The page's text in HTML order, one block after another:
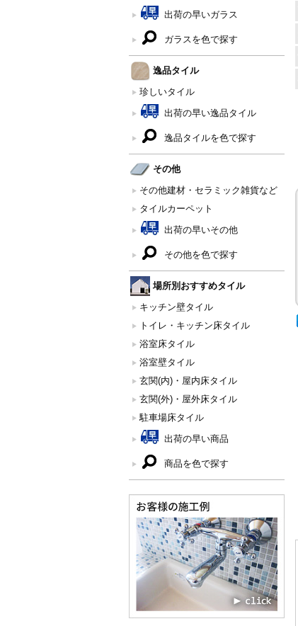
出荷の早いガラス
ガラスを色で探す
逸品タイル
珍しいタイル
出荷の早い逸品タイル
逸品タイルを色で探す
その他
その他建材・セラミック雑貨など
タイルカーペット
出荷の早いその他
その他を色で探す
場所別おすすめタイル
キッチン壁タイル
トイレ・キッチン床タイル
浴室床タイル
浴室壁タイル
玄関(内)・屋内床タイル
玄関(外)・屋外床タイル
駐車場床タイル
出荷の早い商品
商品を色で探す